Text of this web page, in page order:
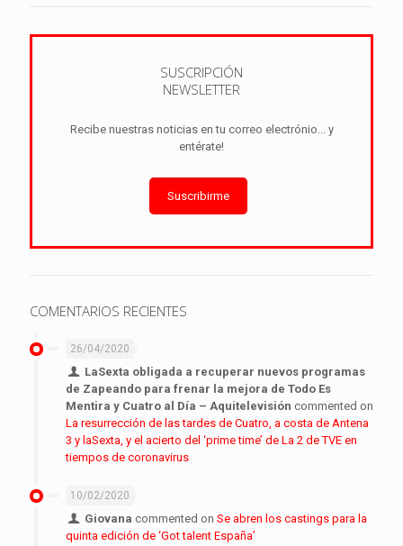
SUSCRIPCIÓN
NEWSLETTER
Recibe nuestras noticias en tu correo electrónio... y
entérate!
Suscribirme
COMENTARIOS RECIENTES
26/04/2020
LaSexta obligada a recuperar nuevos programas
de Zapeando para frenar la mejora de Todo Es
Mentira y Cuatro al Día – Aquitelevisión commented on
La resurrección de las tardes de Cuatro, a costa de Antena
3 y laSexta, y el acierto del ‘prime time’ de La 2 de TVE en
tiempos de coronavirus
10/02/2020
Giovana commented onSe abren los castings para la
quinta edición de ‘Got talent España’